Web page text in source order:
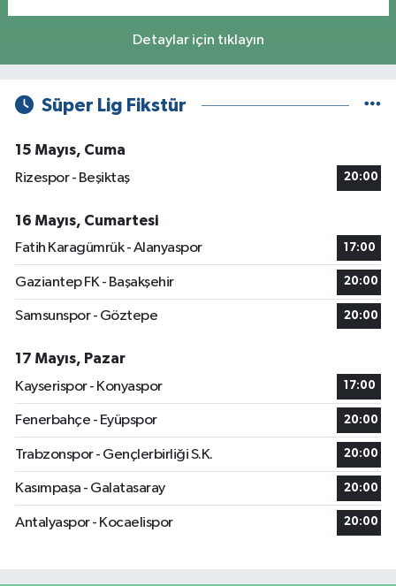
Detaylar için tıklayın
Süper Lig Fikstür
15 Mayıs, Cuma
Rizespor - Beşiktaş
20:00
16 Mayıs, Cumartesi
Fatih Karagümrük - Alanyaspor
17:00
Gaziantep FK - Başakşehir 20:00
Samsunspor - Göztepe 20:00
17 Mayıs, Pazar
Kayserispor - Konyaspor
17:00
Fenerbahçe - Eyüpspor 20:00
Trabzonspor - Gençlerbirliği S.K. 20:00
Kasımpaşa - Galatasaray 20:00
Antalyaspor - Kocaelispor 20:00